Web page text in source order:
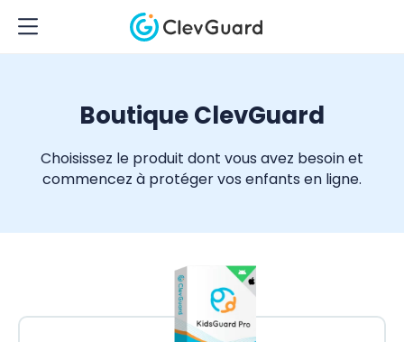
Boutique ClevGuard
Choisissez le produit dont vous avez besoin et
commencez à protéger vos enfants en ligne.